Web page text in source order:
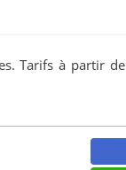
Tarifs à partir de